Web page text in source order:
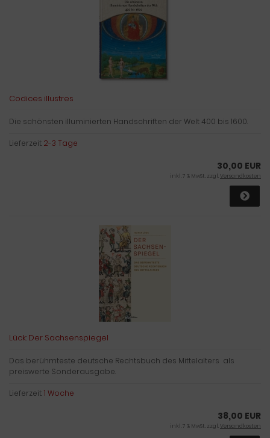
Codices illustres
Die schönsten illuminierten Handschriften der Welt 400 bis 1600.
Lieferzeit:2-3 Tage
30,00 EUR
inkl. 7 % MwSt. zzgl.Versandkosten
Lück: Der Sachsenspiegel
Das berühmteste deutsche Rechtsbuch des Mittelalters als
preiswerte Sonderausgabe.
Lieferzeit:1 Woche
38,00 EUR
inkl. 7 % MwSt. zzgl.Versandkosten